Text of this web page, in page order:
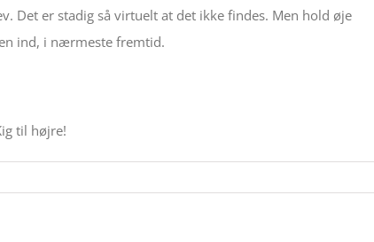
Det er stadig så virtuelt at det ikke findes. Men hold øje
ind, i nærmeste fremtid.
til højre!